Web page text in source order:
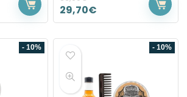
29,70€
- 10% - 10%